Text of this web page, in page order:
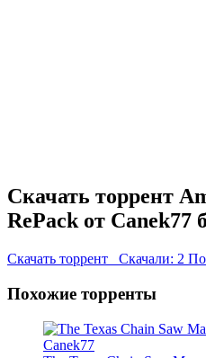
Скачать торрент
RePack от Canek77
Скачать торрент Скачали: 2
Похожие торренты